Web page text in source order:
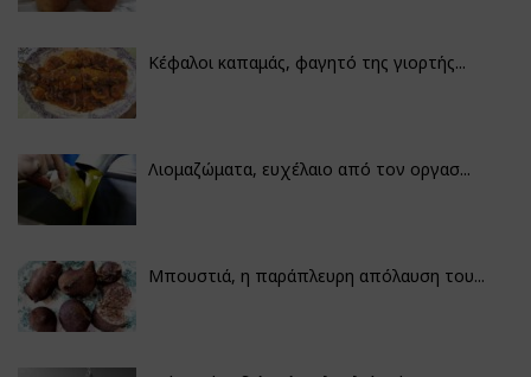
Κέφαλοι καπαμάς, φαγητό της γιορτής...
Λιομαζώματα, ευχέλαιο από τον οργασ...
Μπουστιά, η παράπλευρη απόλαυση του...